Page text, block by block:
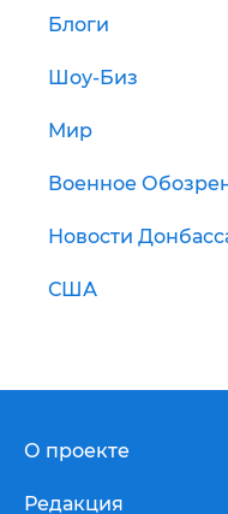
Блоги
Шоу-Биз
Мир
Военное
Новости
США
О проекте
Редакция